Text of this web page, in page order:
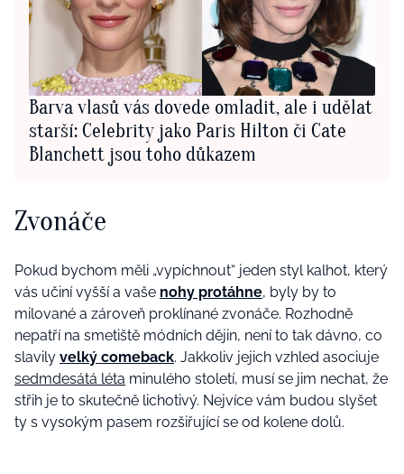
Barva vlasů vás dovede omladit, ale i udělat
starší: Celebrity jako Paris Hilton či Cate
Blanchett jsou toho důkazem
Zvonáče
Pokud bychom měli „vypíchnout“ jeden styl kalhot, který
vás učiní vyšší a vaše nohy protáhne, byly by to
milované a zároveň proklínané zvonáče. Rozhodně
nepatří na smetiště módních dějin, není to tak dávno, co
slavily velký comeback. Jakkoliv jejich vzhled asociuje
sedmdesátá léta minulého století, musí se jim nechat, že
střih je to skutečně lichotivý. Nejvíce vám budou slyšet
ty s vysokým pasem rozšiřující se od kolene dolů.